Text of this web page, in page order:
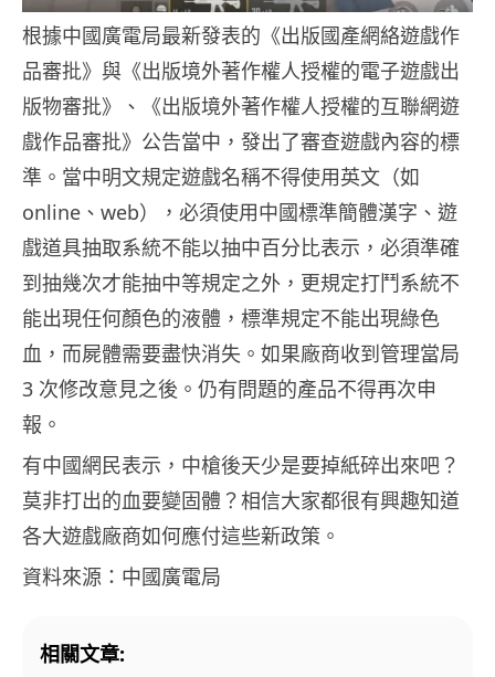
根據中國廣電局最新發表的《出版國產網絡遊戲作
品審批》與《出版境外著作權人授權的電子遊戲出
版物審批》、《出版境外著作權人授權的互聯網遊
戲作品審批》公告當中，發出了審查遊戲內容的標
準。當中明文規定遊戲名稱不得使用英文（如
online、web），必須使用中國標準簡體漢字、遊
戲道具抽取系統不能以抽中百分比表示，必須準確
到抽幾次才能抽中等規定之外，更規定打鬥系統不
能出現任何顏色的液體，標準規定不能出現綠色
血，而屍體需要盡快消失。如果廠商收到管理當局
3 次修改意見之後。仍有問題的產品不得再次申
報。
有中國網民表示，中槍後天少是要掉紙碎出來吧？
莫非打出的血要變固體？相信大家都很有興趣知道
各大遊戲廠商如何應付這些新政策。
資料來源：中國廣電局
相關文章: